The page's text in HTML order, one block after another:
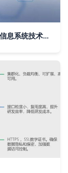
战疫中的技术融合 紫光云获人民网点赞，信息系统技术服务助力制造转型